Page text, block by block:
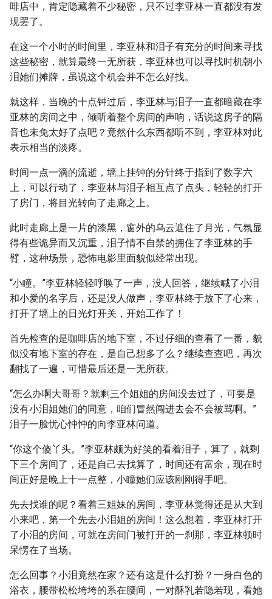
啡店中，肯定隐藏着不少秘密，只不过李亚林一直都没有发
现罢了。
在这一个小时的时间里，李亚林和泪子有充分的时间来寻找
这些秘密，就算最终一无所获，李亚林也可以寻找时机朝小
泪她们摊牌，虽说这个机会并不怎么好找。
就这样，当晚的十点钟过后，李亚林与泪子一直都暗藏在李
亚林的房间之中，倾听着整个房间的声响，话说这房子的隔
音也未免太好了点吧？竟然什么东西都听不到，李亚林对此
表示相当的淡疼。
时间一点一滴的流逝，墙上挂钟的分针终于指到了数字六
上，可以行动了，李亚林与泪子相互点了点头，轻轻的打开
了房门，将目光转向了走廊之上。
此时走廊上是一片的漆黑，窗外的乌云遮住了月光，气氛显
得有些诡异而又沉重，泪子情不自禁的拥住了李亚林的手
臂，这种场景，恐怖电影里面貌似经常出现。
“小瞳。”李亚林轻轻呼唤了一声，没人回答，继续喊了小泪
和小爱的名字后，还是没人做声，李亚林终于放下了心来，
打开了墙上的日光灯开关，开始工作了！
首先检查的是咖啡店的地下室，不过仔细的查看了一番，貌
似没有地下室的存在，是自己想多了么？继续查查吧，再次
翻找了一遍，可惜最后还是一无所获。
“怎么办啊大哥哥？就剩三个姐姐的房间没去过了，可要是
没有小泪姐她们的同意，咱们冒然闯进去会不会被骂啊。”
泪子一脸忧心忡忡的向李亚林问道。
“你这个傻丫头。”李亚林颇为好笑的看着泪子，算了，就剩
下三个房间了，还是自己去找算了，时间还有富余，现在时
间正好是晚上十一点整，小瞳她们应该刚刚得手吧。
先去找谁的呢？看着三姐妹的房间，李亚林觉得还是从大到
小来吧，第一个先去小泪姐的房间！这么想着，李亚林打开
了小泪的房间，可就在房间门被打开的一刹那，李亚林顿时
呆愣在了当场。
怎么回事？小泪竟然在家？还有这是什么打扮？一身白色的
浴衣，腰带松松垮垮的系在腰间，一对酥乳若隐若现，看她